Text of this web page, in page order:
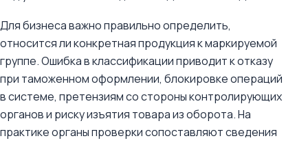
Для бизнеса важно правильно определить,
относится ли конкретная продукция к маркируемой
группе. Ошибка в классификации приводит к отказу
при таможенном оформлении, блокировке операций
в системе, претензиям со стороны контролирующих
органов и риску изъятия товара из оборота. На
практике органы проверки сопоставляют сведения